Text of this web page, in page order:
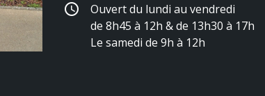
schedule
Ouvert du lundi au vendredi
de 8h45 à 12h & de 13h30 à 17h
Le samedi de 9h à 12h